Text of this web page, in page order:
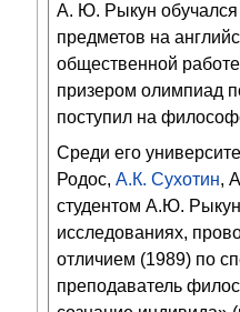
А. Ю. Рыкун
предметов на
общественной
призером олимпиад
поступил на
Среди его
Родос, А.К. Сухотин,
студентом А.Ю. Рыкун
исследованиях,
отличием (1989) по
преподаватель